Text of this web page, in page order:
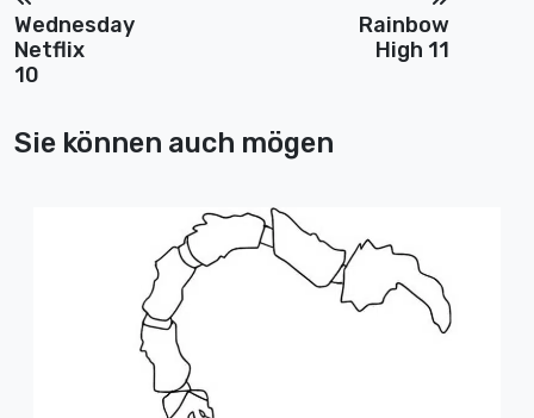
Wednesday
Netflix
10
Rainbow
High 11
Sie können auch mögen